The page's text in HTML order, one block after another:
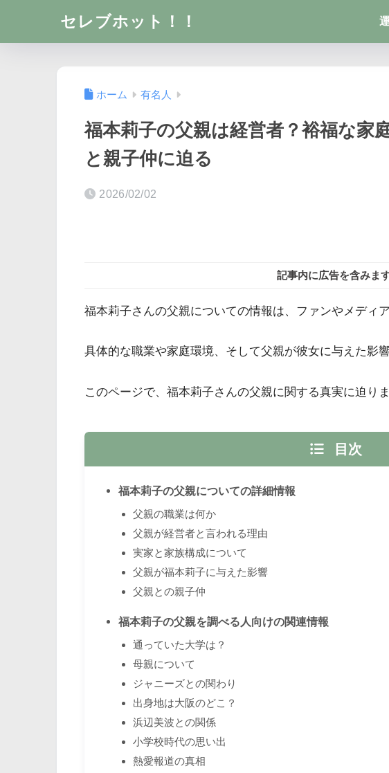
セレブホット！！
ホーム 有名人
福本莉子の父親は経営者？裕福な家
と親子仲に迫る
2026/02/02
記事内に広告を含みま
福本莉子さんの父親についての情報は、ファンやメディ
具体的な職業や家庭環境、そして父親が彼女に与えた影
このページで、福本莉子さんの父親に関する真実に迫りま
目次
福本莉子の父親についての詳細情報
父親の職業は何か
父親が経営者と言われる理由
実家と家族構成について
父親が福本莉子に与えた影響
父親との親子仲
福本莉子の父親を調べる人向けの関連情報
通っていた大学は？
母親について
ジャニーズとの関わり
出身地は大阪のどこ？
浜辺美波との関係
小学校時代の思い出
熱愛報道の真相